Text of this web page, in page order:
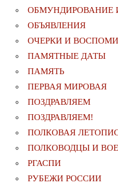
ОБМУНДИРОВАНИЕ
ОБЪЯВЛЕНИЯ
ОЧЕРКИ И
ПАМЯТНЫЕ ДАТЫ
ПАМЯТЬ
ПЕРВАЯ МИРОВАЯ
ПОЗДРАВЛЯЕМ
ПОЗДРАВЛЯЕМ!
ПОЛКОВАЯ
ПОЛКОВОДЦЫ И
РГАСПИ
РУБЕЖИ РОССИИ